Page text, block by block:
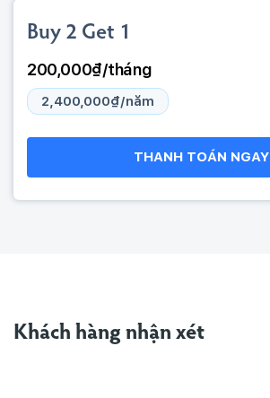
Buy 2 Get 1
200,000₫/tháng
2,400,000₫/năm
THANH TOÁN NGAY
Khách hàng nhận xét